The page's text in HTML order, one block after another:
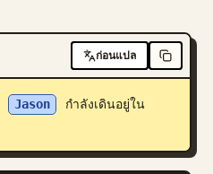
ก่อนแปล
Jason
กำลังเดินอยู่ใน